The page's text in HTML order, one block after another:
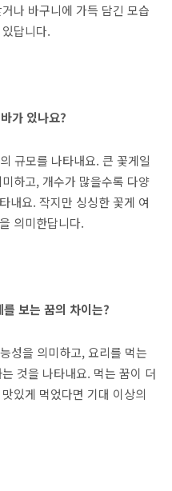
나 바구니에 가득 담긴 모습
답니다.
가 있나요?
규모를 나타내요. 큰 꽃게일
하고, 개수가 많을수록 다양
내요. 작지만 싱싱한 꽃게 여
의미한답니다.
보는 꿈의 차이는?
성을 의미하고, 요리를 먹는
것을 나타내요. 먹는 꿈이 더
있게 먹었다면 기대 이상의